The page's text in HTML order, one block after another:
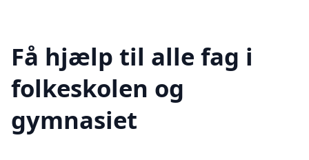
Få hjælp til alle fag i
folkeskolen og
gymnasiet